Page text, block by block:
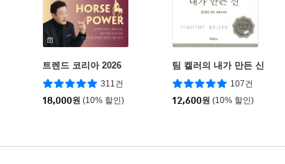
트렌드 코리아 2026
311건
18,000원 (10% 할인)
팀 켈러의 내가 만든 신
107건
12,600원 (10% 할인)